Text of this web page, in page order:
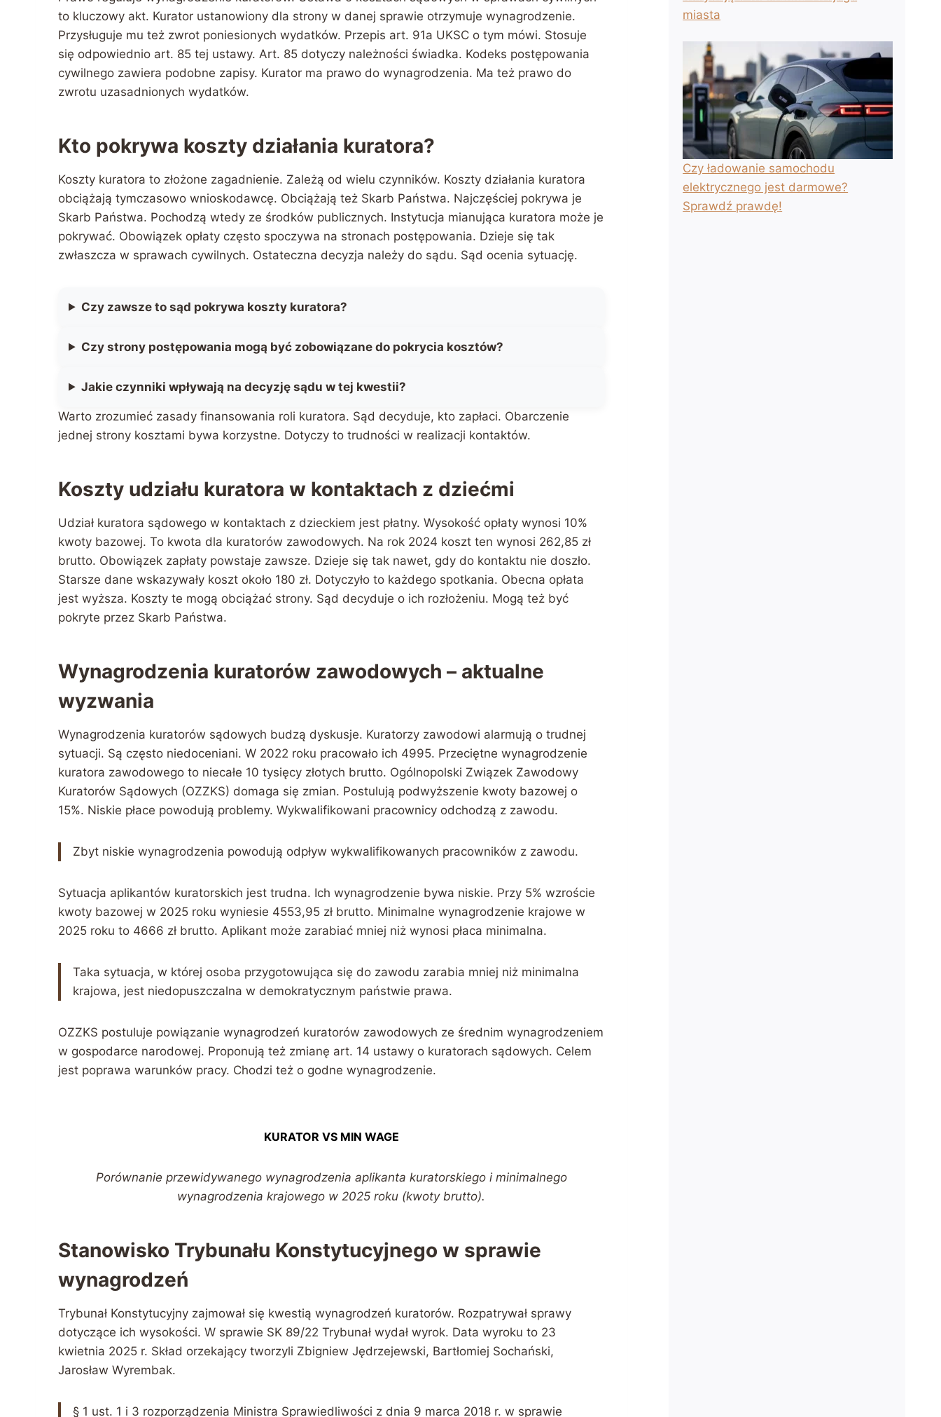
to kluczowy akt. Kurator ustanowiony dla strony w danej sprawie otrzymuje wynagrodzenie.
Przysługuje mu też zwrot poniesionych wydatków. Przepis art. 91a UKSC o tym mówi. Stosuje
się odpowiednio art. 85 tej ustawy. Art. 85 dotyczy należności świadka. Kodeks postępowania
cywilnego zawiera podobne zapisy. Kurator ma prawo do wynagrodzenia. Ma też prawo do
zwrotu uzasadnionych wydatków.
Kto pokrywa koszty działania kuratora?
Koszty kuratora to złożone zagadnienie. Zależą od wielu czynników. Koszty działania kuratora
obciążają tymczasowo wnioskodawcę. Obciążają też Skarb Państwa. Najczęściej pokrywa je
Skarb Państwa. Pochodzą wtedy ze środków publicznych. Instytucja mianująca kuratora może je
pokrywać. Obowiązek opłaty często spoczywa na stronach postępowania. Dzieje się tak
zwłaszcza w sprawach cywilnych. Ostateczna decyzja należy do sądu. Sąd ocenia sytuację.
Czy zawsze to sąd pokrywa koszty kuratora?
Czy strony postępowania mogą być zobowiązane do pokrycia kosztów?
Jakie czynniki wpływają na decyzję sądu w tej kwestii?
Warto zrozumieć zasady finansowania roli kuratora. Sąd decyduje, kto zapłaci. Obarczenie
jednej strony kosztami bywa korzystne. Dotyczy to trudności w realizacji kontaktów.
Koszty udziału kuratora w kontaktach z dziećmi
Udział kuratora sądowego w kontaktach z dzieckiem jest płatny. Wysokość opłaty wynosi 10%
kwoty bazowej. To kwota dla kuratorów zawodowych. Na rok 2024 koszt ten wynosi 262,85 zł
brutto. Obowiązek zapłaty powstaje zawsze. Dzieje się tak nawet, gdy do kontaktu nie doszło.
Starsze dane wskazywały koszt około 180 zł. Dotyczyło to każdego spotkania. Obecna opłata
jest wyższa. Koszty te mogą obciążać strony. Sąd decyduje o ich rozłożeniu. Mogą też być
pokryte przez Skarb Państwa.
Wynagrodzenia kuratorów zawodowych – aktualne
wyzwania
Wynagrodzenia kuratorów sądowych budzą dyskusje. Kuratorzy zawodowi alarmują o trudnej
sytuacji. Są często niedoceniani. W 2022 roku pracowało ich 4995. Przeciętne wynagrodzenie
kuratora zawodowego to niecałe 10 tysięcy złotych brutto. Ogólnopolski Związek Zawodowy
Kuratorów Sądowych (OZZKS) domaga się zmian. Postulują podwyższenie kwoty bazowej o
15%. Niskie płace powodują problemy. Wykwalifikowani pracownicy odchodzą z zawodu.
Zbyt niskie wynagrodzenia powodują odpływ wykwalifikowanych pracowników z zawodu.
Sytuacja aplikantów kuratorskich jest trudna. Ich wynagrodzenie bywa niskie. Przy 5% wzroście
kwoty bazowej w 2025 roku wyniesie 4553,95 zł brutto. Minimalne wynagrodzenie krajowe w
2025 roku to 4666 zł brutto. Aplikant może zarabiać mniej niż wynosi płaca minimalna.
Taka sytuacja, w której osoba przygotowująca się do zawodu zarabia mniej niż minimalna
krajowa, jest niedopuszczalna w demokratycznym państwie prawa.
OZZKS postuluje powiązanie wynagrodzeń kuratorów zawodowych ze średnim wynagrodzeniem
w gospodarce narodowej. Proponują też zmianę art. 14 ustawy o kuratorach sądowych. Celem
jest poprawa warunków pracy. Chodzi też o godne wynagrodzenie.
KURATOR VS MIN WAGE
Porównanie przewidywanego wynagrodzenia aplikanta kuratorskiego i minimalnego
wynagrodzenia krajowego w 2025 roku (kwoty brutto).
Stanowisko Trybunału Konstytucyjnego w sprawie
wynagrodzeń
Trybunał Konstytucyjny zajmował się kwestią wynagrodzeń kuratorów. Rozpatrywał sprawy
dotyczące ich wysokości. W sprawie SK 89/22 Trybunał wydał wyrok. Data wyroku to 23
kwietnia 2025 r. Skład orzekający tworzyli Zbigniew Jędrzejewski, Bartłomiej Sochański,
Jarosław Wyrembak.
§ 1 ust. 1 i 3 rozporządzenia Ministra Sprawiedliwości z dnia 9 marca 2018 r. w sprawie
miasta
Czy ładowanie samochodu
elektrycznego jest darmowe?
Sprawdź prawdę!